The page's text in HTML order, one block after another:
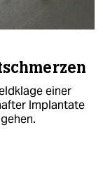
einer
Implantate